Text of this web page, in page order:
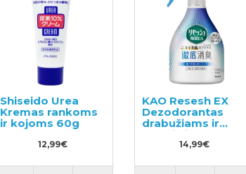
Shiseido Urea
Kremas rankoms
ir kojoms 60g
12,99€
KAO Resesh EX
Dezodorantas
drabužiams ir
tekstilei 370ml
14,99€